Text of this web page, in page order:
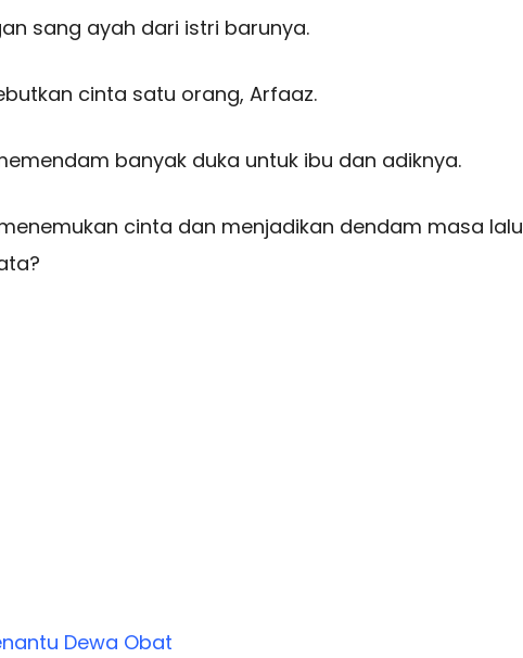
sang ayah dari istri barunya.
cinta satu orang, Arfaaz.
banyak duka untuk ibu dan adiknya.
cinta dan menjadikan dendam masa lalu
Dewa Obat